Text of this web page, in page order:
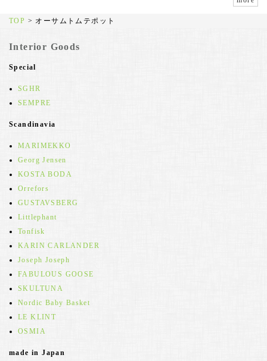
TOP > オーサムトムテポット
Interior Goods
Special
SGHR
SEMPRE
Scandinavia
MARIMEKKO
Georg Jensen
KOSTA BODA
Orrefors
GUSTAVSBERG
Littlephant
Tonfisk
KARIN CARLANDER
Joseph Joseph
FABULOUS GOOSE
SKULTUNA
Nordic Baby Basket
LE KLINT
OSMIA
made in Japan